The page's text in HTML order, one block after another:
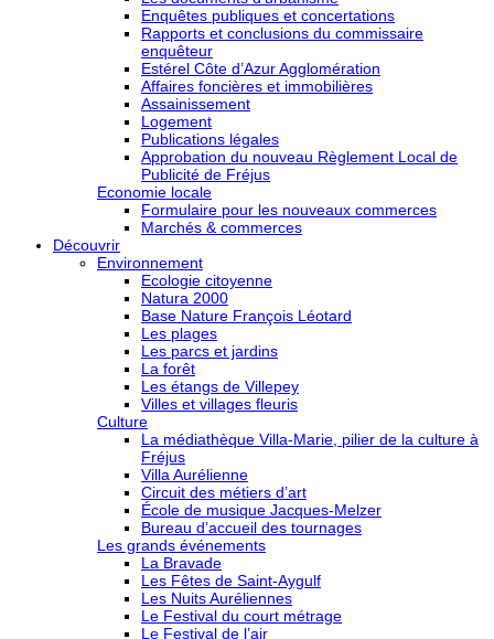
Enquêtes publiques et concertations
Rapports et conclusions du commissaire
enquêteur
Estérel Côte d’Azur Agglomération
Affaires foncières et immobilières
Assainissement
Logement
Publications légales
Approbation du nouveau Règlement Local de
Publicité de Fréjus
Economie locale
Formulaire pour les nouveaux commerces
Marchés & commerces
Découvrir
Environnement
Ecologie citoyenne
Natura 2000
Base Nature François Léotard
Les plages
Les parcs et jardins
La forêt
Les étangs de Villepey
Villes et villages fleuris
Culture
La médiathèque Villa-Marie, pilier de la culture à
Fréjus
Villa Aurélienne
Circuit des métiers d’art
École de musique Jacques-Melzer
Bureau d’accueil des tournages
Les grands événements
La Bravade
Les Fêtes de Saint-Aygulf
Les Nuits Auréliennes
Le Festival du court métrage
Le Festival de l’air